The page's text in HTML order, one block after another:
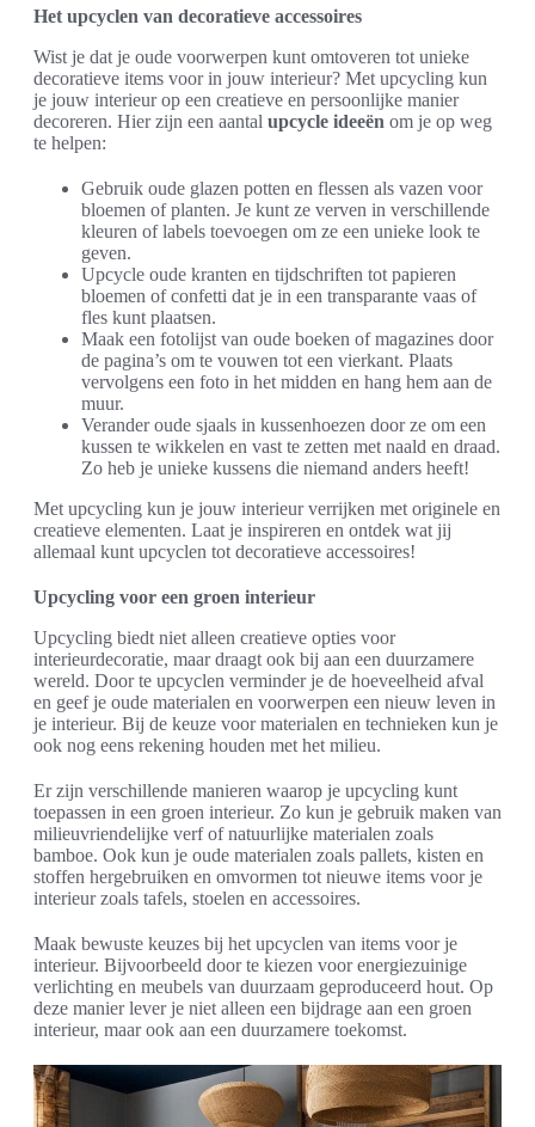
Het upcyclen van decoratieve accessoires
Wist je dat je oude voorwerpen kunt omtoveren tot unieke
decoratieve items voor in jouw interieur? Met upcycling kun
je jouw interieur op een creatieve en persoonlijke manier
decoreren. Hier zijn een aantal upcycle ideeën om je op weg
te helpen:
Gebruik oude glazen potten en flessen als vazen voor
bloemen of planten. Je kunt ze verven in verschillende
kleuren of labels toevoegen om ze een unieke look te
geven.
Upcycle oude kranten en tijdschriften tot papieren
bloemen of confetti dat je in een transparante vaas of
fles kunt plaatsen.
Maak een fotolijst van oude boeken of magazines door
de pagina’s om te vouwen tot een vierkant. Plaats
vervolgens een foto in het midden en hang hem aan de
muur.
Verander oude sjaals in kussenhoezen door ze om een
kussen te wikkelen en vast te zetten met naald en draad.
Zo heb je unieke kussens die niemand anders heeft!
Met upcycling kun je jouw interieur verrijken met originele en
creatieve elementen. Laat je inspireren en ontdek wat jij
allemaal kunt upcyclen tot decoratieve accessoires!
Upcycling voor een groen interieur
Upcycling biedt niet alleen creatieve opties voor
interieurdecoratie, maar draagt ook bij aan een duurzamere
wereld. Door te upcyclen verminder je de hoeveelheid afval
en geef je oude materialen en voorwerpen een nieuw leven in
je interieur. Bij de keuze voor materialen en technieken kun je
ook nog eens rekening houden met het milieu.
Er zijn verschillende manieren waarop je upcycling kunt
toepassen in een groen interieur. Zo kun je gebruik maken van
milieuvriendelijke verf of natuurlijke materialen zoals
bamboe. Ook kun je oude materialen zoals pallets, kisten en
stoffen hergebruiken en omvormen tot nieuwe items voor je
interieur zoals tafels, stoelen en accessoires.
Maak bewuste keuzes bij het upcyclen van items voor je
interieur. Bijvoorbeeld door te kiezen voor energiezuinige
verlichting en meubels van duurzaam geproduceerd hout. Op
deze manier lever je niet alleen een bijdrage aan een groen
interieur, maar ook aan een duurzamere toekomst.